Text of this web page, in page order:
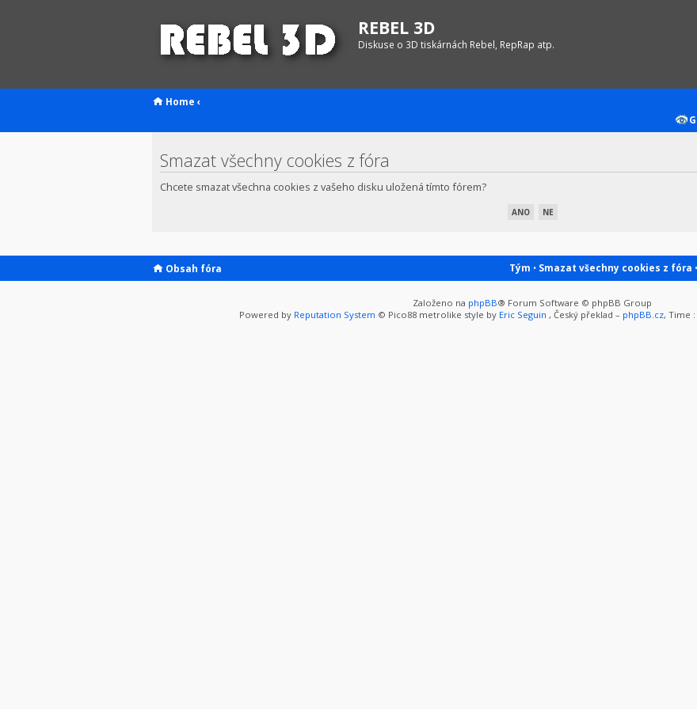
REBEL 3D
Diskuse o 3D tiskárnách Rebel, RepRap atp.
Home ‹
Smazat všechny cookies z fóra
Chcete smazat všechna cookies z vašeho disku uložená tímto fórem?
Obsah fóra Tým • Smazat všechny cookies z fóra
Založeno na phpBB® Forum Software © phpBB Group
Powered by Reputation System © Pico88 metrolike style by Eric Seguin , Český překlad – phpBB.cz, Time